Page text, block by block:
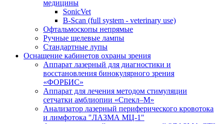
медицины
SonicVet
B-Scan (full system - veterinary use)
Офтальмоскопы непрямые
Ручные щелевые лампы
Стандартные лупы
Оснащение кабинетов охраны зрения
Аппарат лазерный для диагностики и
восстановления бинокулярного зрения
«ФОРБИС»
Аппарат для лечения методом стимуляции
сетчатки амблиопии «Спекл–М»
Анализатор лазерный периферического кровотока
и лимфотока "ЛАЗМА МЦ-1"